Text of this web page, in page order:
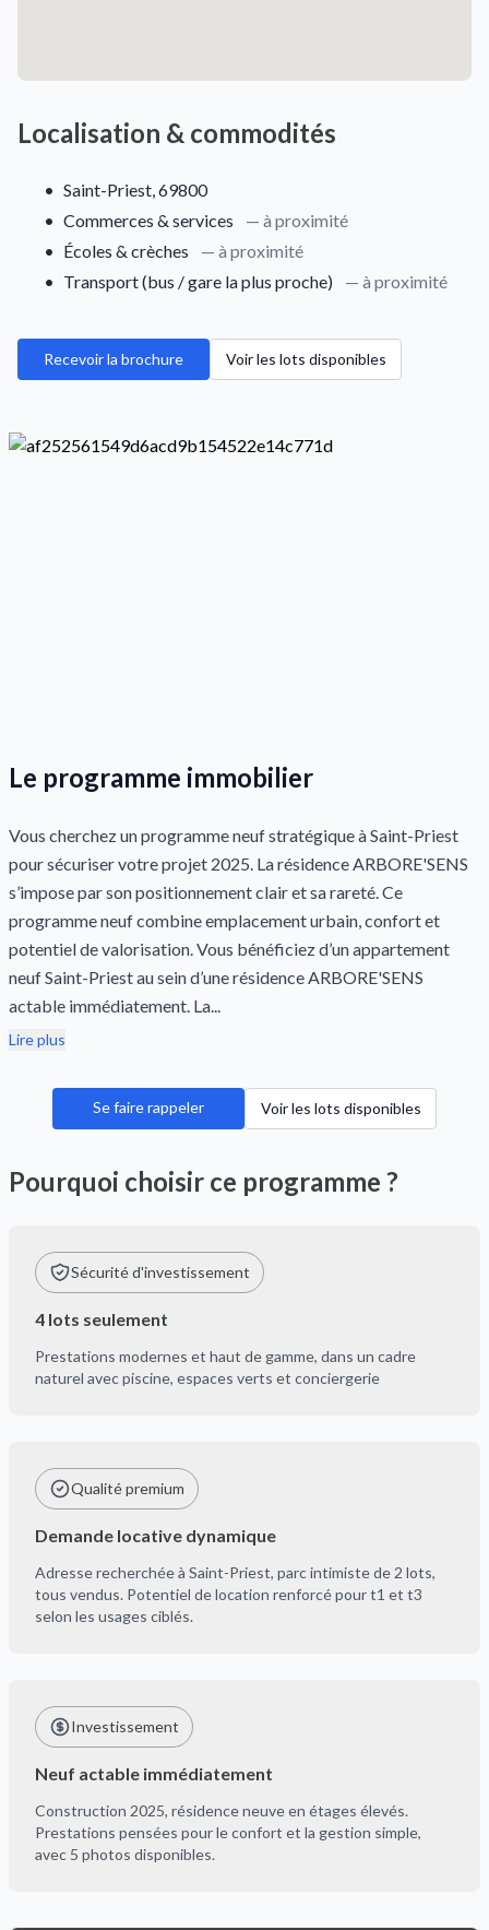
Localisation & commodités
• Saint-Priest, 69800
• Commerces & services
— à proximité
• Écoles & crèches
— à proximité
• Transport (bus / gare la plus proche) — à proximité
Recevoir la brochure Voir les lots disponibles
Le programme immobilier
Vous cherchez un programme neuf stratégique à Saint-Priest
pour sécuriser votre projet 2025. La résidence ARBORE'SENS
s’impose par son positionnement clair et sa rareté. Ce
programme neuf combine emplacement urbain, confort et
potentiel de valorisation. Vous bénéficiez d’un appartement
neuf Saint-Priest au sein d’une résidence ARBORE'SENS
actable immédiatement. La...
Lire plus
Se faire rappeler Voir les lots disponibles
Pourquoi choisir ce programme ?
Sécurité d'investissement
4 lots seulement
Prestations modernes et haut de gamme, dans un cadre
naturel avec piscine, espaces verts et conciergerie
Qualité premium
Demande locative dynamique
Adresse recherchée à Saint-Priest, parc intimiste de 2 lots,
tous vendus. Potentiel de location renforcé pour t1 et t3
selon les usages ciblés.
Investissement
Neuf actable immédiatement
Construction 2025, résidence neuve en étages élevés.
Prestations pensées pour le confort et la gestion simple,
avec 5 photos disponibles.